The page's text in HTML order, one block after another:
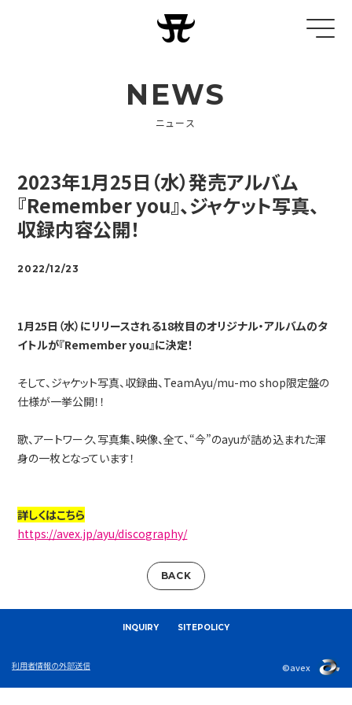
NEWS
ニュース
2023年1月25日（水）発売アルバム
『Remember you』、ジャケット写真、
収録内容公開！
2022/12/23
1月25日（水）にリリースされる18枚目のオリジナル・アルバムのタ
イトルが『Remember you』に決定！
そして、ジャケット写真、収録曲、TeamAyu/mu-mo shop限定盤の
仕様が一挙公開！！
歌、アートワーク、写真集、映像、全て、“今”のayuが詰め込まれた渾
身の一枚となっています！
詳しくはこちら
https://avex.jp/ayu/discography/
BACK
INQUIRY SITEPOLICY
利用者情報の外部送信 ©avex